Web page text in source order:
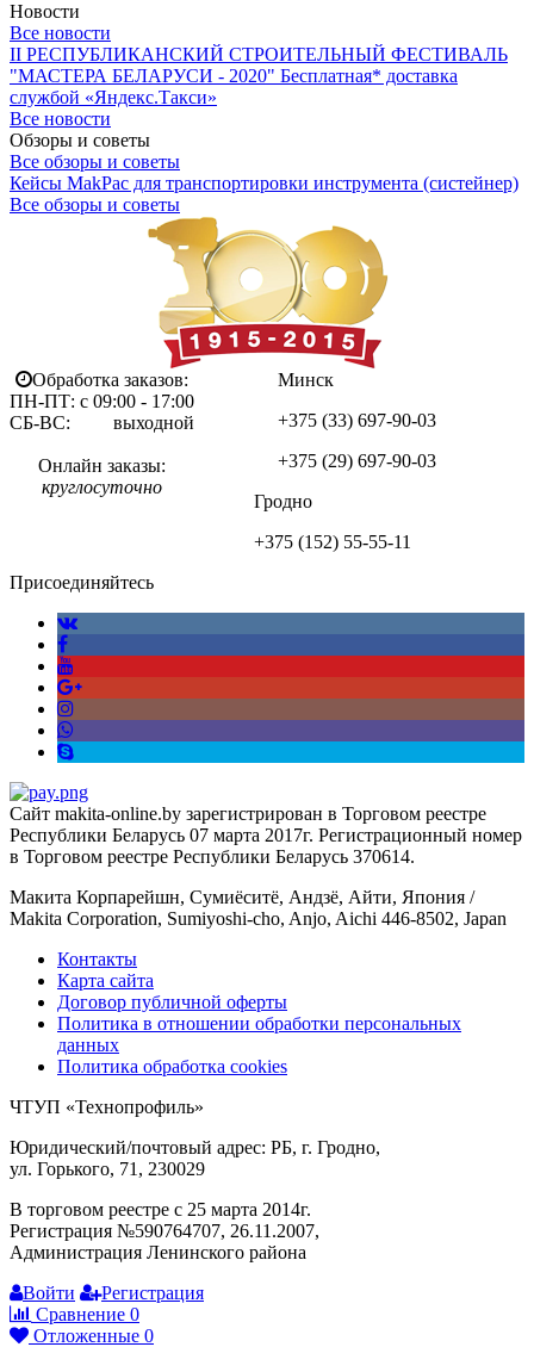
Новости
Все новости
II РЕСПУБЛИКАНСКИЙ СТРОИТЕЛЬНЫЙ ФЕСТИВАЛЬ
"МАСТЕРА БЕЛАРУСИ - 2020" Бесплатная* доставка
службой «Яндекс.Такси»
Все новости
Обзоры и советы
Все обзоры и советы
Кейсы MakPac для транспортировки инструмента (систейнер)
Все обзоры и советы
Обработка заказов:
ПН-ПТ: с 09:00 - 17:00
СБ-ВС: выходной
Онлайн заказы:
круглосуточно
Минск
+375 (33) 697-90-03
+375 (29) 697-90-03
Гродно
+375 (152) 55-55-11
Присоединяйтесь
Сайт makita-online.by зарегистрирован в Торговом реестре
Республики Беларусь 07 марта 2017г. Регистрационный номер
в Торговом реестре Республики Беларусь 370614.
Макита Корпарейшн, Сумиёситё, Андзё, Айти, Япония /
Makita Corporation, Sumiyoshi-cho, Anjo, Aichi 446-8502, Japan
Контакты
Карта сайта
Договор публичной оферты
Политика в отношении обработки персональных
данных
Политика обработка cookies
ЧТУП «Технопрофиль»
Юридический/почтовый адрес: РБ, г. Гродно,
ул. Горького, 71, 230029
В торговом реестре с 25 марта 2014г.
Регистрация №590764707, 26.11.2007,
Администрация Ленинского района
Войти
Регистрация
Сравнение 0
Отложенные 0